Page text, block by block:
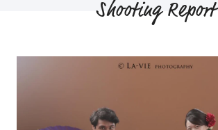
Shooting Report